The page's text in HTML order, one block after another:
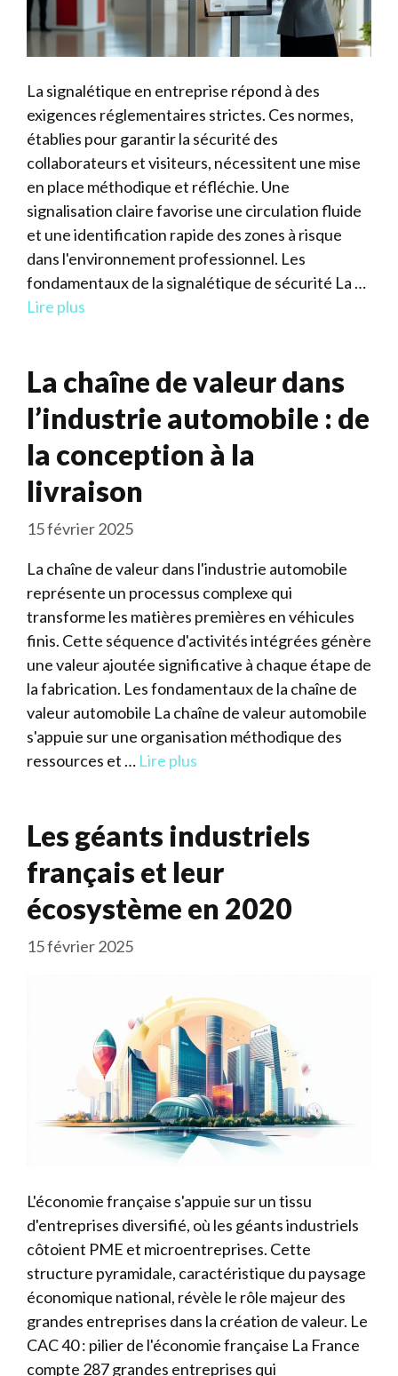
La signalétique en entreprise répond à des
exigences réglementaires strictes. Ces normes,
établies pour garantir la sécurité des
collaborateurs et visiteurs, nécessitent une mise
en place méthodique et réfléchie. Une
signalisation claire favorise une circulation fluide
et une identification rapide des zones à risque
dans l'environnement professionnel. Les
fondamentaux de la signalétique de sécurité La …
Lire plus
La chaîne de valeur dans
l’industrie automobile : de
la conception à la
livraison
15 février 2025
La chaîne de valeur dans l'industrie automobile
représente un processus complexe qui
transforme les matières premières en véhicules
finis. Cette séquence d'activités intégrées génère
une valeur ajoutée significative à chaque étape de
la fabrication. Les fondamentaux de la chaîne de
valeur automobile La chaîne de valeur automobile
s'appuie sur une organisation méthodique des
ressources et … Lire plus
Les géants industriels
français et leur
écosystème en 2020
15 février 2025
L'économie française s'appuie sur un tissu
d'entreprises diversifié, où les géants industriels
côtoient PME et microentreprises. Cette
structure pyramidale, caractéristique du paysage
économique national, révèle le rôle majeur des
grandes entreprises dans la création de valeur. Le
CAC 40 : pilier de l'économie française La France
compte 287 grandes entreprises qui